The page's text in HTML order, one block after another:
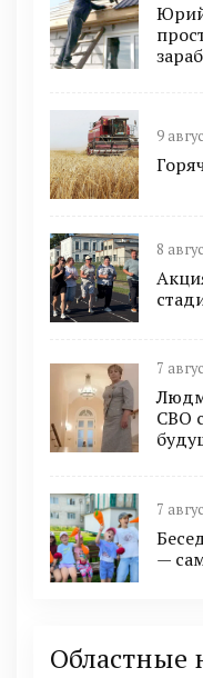
Юрий
9
8
7
СВО
7
—
Областные